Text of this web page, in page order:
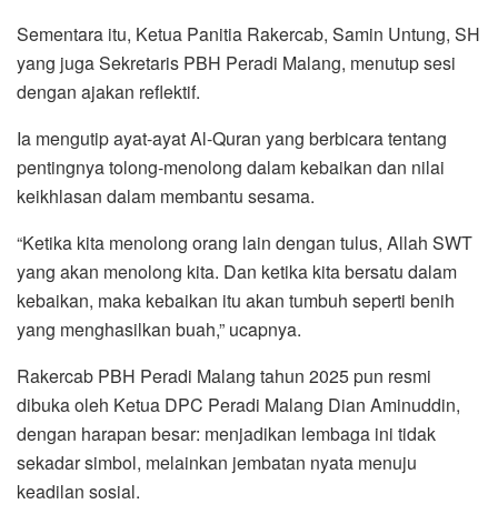
Sementara itu, Ketua Panitia Rakercab, Samin Untung, SH
yang juga Sekretaris PBH Peradi Malang, menutup sesi
dengan ajakan reflektif.
Ia mengutip ayat-ayat Al-Quran yang berbicara tentang
pentingnya tolong-menolong dalam kebaikan dan nilai
keikhlasan dalam membantu sesama.
“Ketika kita menolong orang lain dengan tulus, Allah SWT
yang akan menolong kita. Dan ketika kita bersatu dalam
kebaikan, maka kebaikan itu akan tumbuh seperti benih
yang menghasilkan buah,” ucapnya.
Rakercab PBH Peradi Malang tahun 2025 pun resmi
dibuka oleh Ketua DPC Peradi Malang Dian Aminuddin,
dengan harapan besar: menjadikan lembaga ini tidak
sekadar simbol, melainkan jembatan nyata menuju
keadilan sosial.